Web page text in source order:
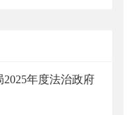
年度法治政府